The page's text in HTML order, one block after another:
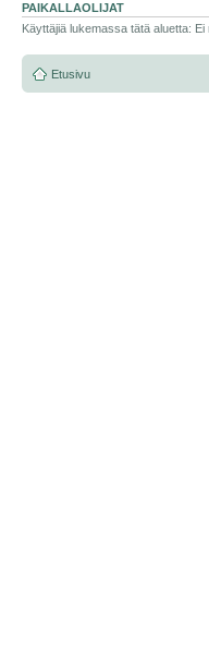
PAIKALLAOLIJAT
Käyttäjiä lukemassa tätä aluetta:
Etusivu